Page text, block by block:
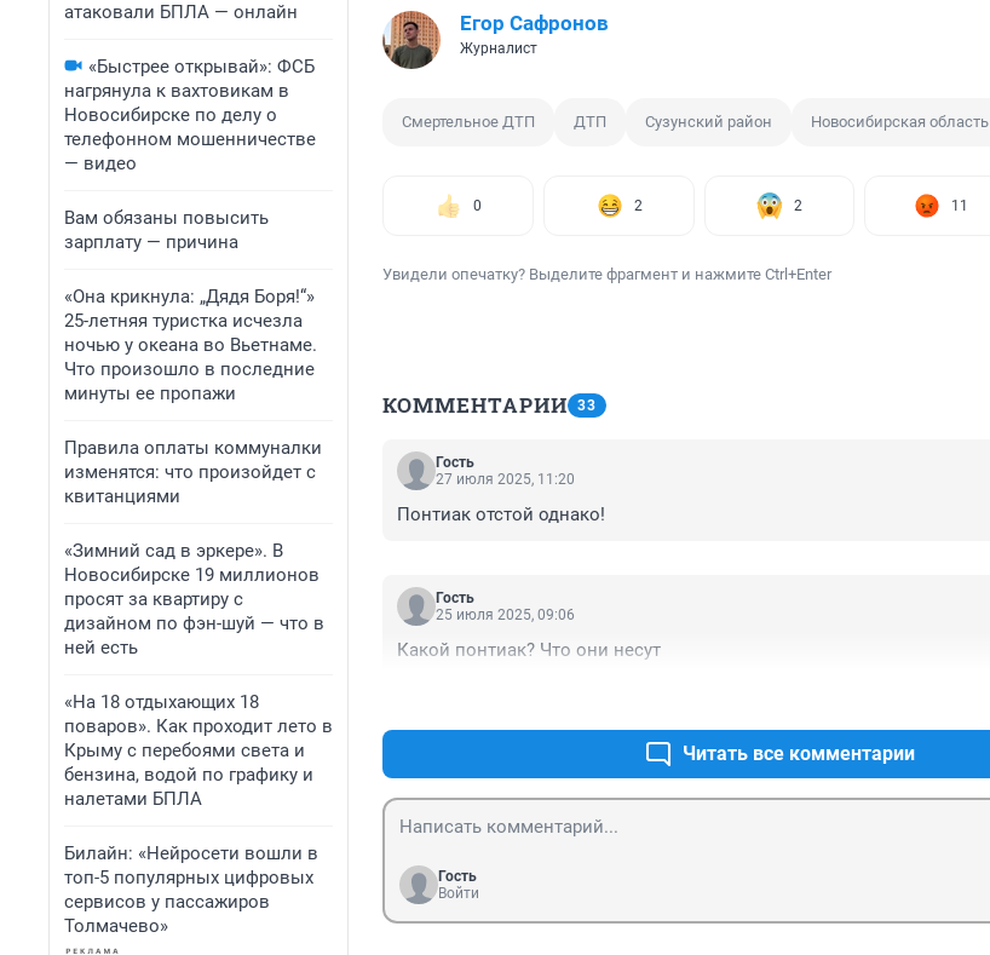
атаковали БПЛА — онлайн
«Быстрее открывай»: ФСБ
нагрянула к вахтовикам в
Новосибирске по делу о
телефонном мошенничестве
— видео
Вам обязаны повысить
зарплату — причина
«Она крикнула: „Дядя Боря!“»
25-летняя туристка исчезла
ночью у океана во Вьетнаме.
Что произошло в последние
минуты ее пропажи
Правила оплаты коммуналки
изменятся: что произойдет с
квитанциями
«Зимний сад в эркере». В
Новосибирске 19 миллионов
просят за квартиру с
дизайном по фэн-шуй — что в
ней есть
«На 18 отдыхающих 18
поваров». Как проходит лето в
Крыму с перебоями света и
бензина, водой по графику и
налетами БПЛА
Билайн: «Нейросети вошли в
топ-5 популярных цифровых
сервисов у пассажиров
Толмачево»
Егор Сафронов
Журналист
Смертельное ДТП ДТП Сузунский район Новосибирская область
0 2 2 11
Увидели опечатку? Выделите фрагмент и нажмите Ctrl+Enter
КОММЕНТАРИИ 33
Гость
27 июля 2025, 11:20
Понтиак отстой однако!
Гость
25 июля 2025, 09:06
Какой понтиак? Что они несут
Читать все комментарии
Гость
Войти